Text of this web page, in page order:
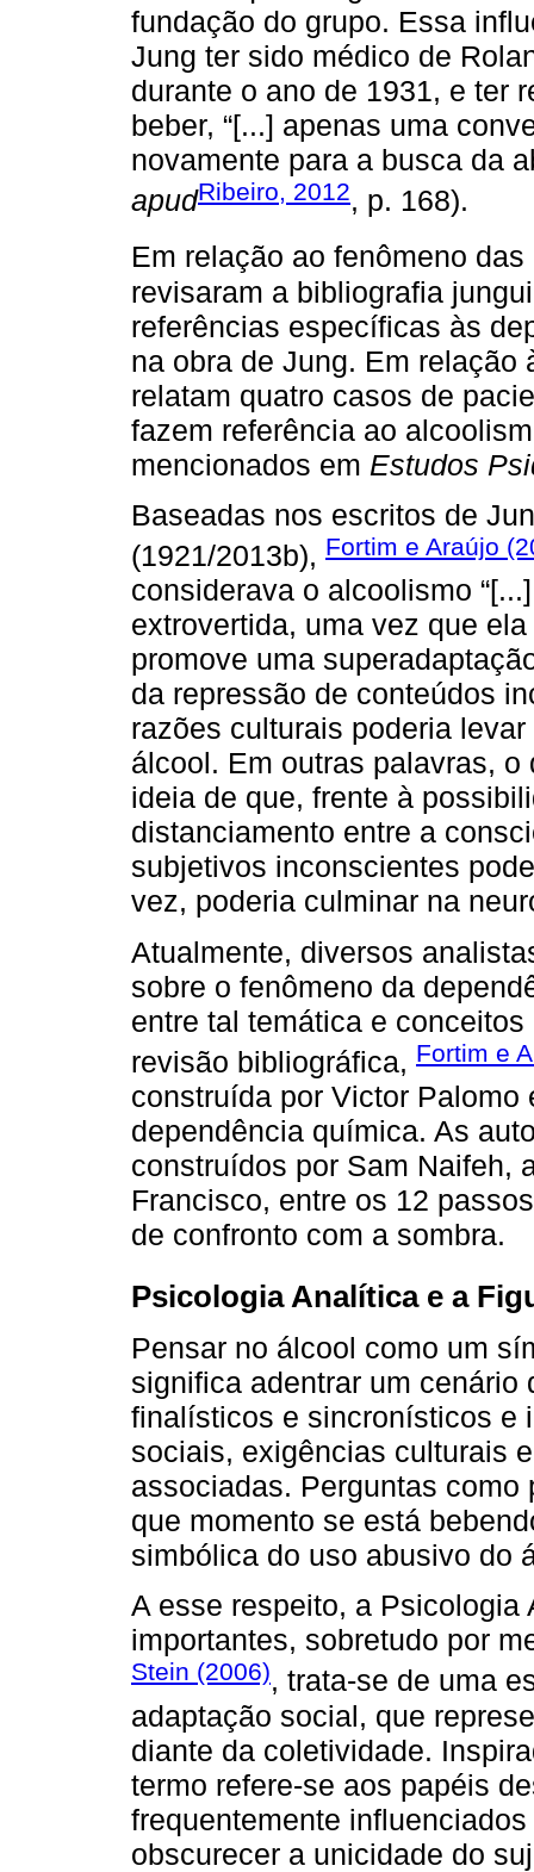
fundação do grupo. Essa
Jung ter sido médico de
durante o ano de 1931, e ter
beber, “[...] apenas uma
novamente para a busca da
apudRibeiro, 2012, p. 168).
Em relação ao fenômeno
revisaram a bibliografia
referências específicas às
na obra de Jung. Em
relatam quatro casos de
fazem referência ao
mencionados em Estudos
Baseadas nos escritos de
(1921/2013b), Fortim e Araújo
considerava o alcoolismo
extrovertida, uma vez que
promove uma
da repressão de conteúdos
razões culturais poderia
álcool. Em outras palavras,
ideia de que, frente à
distanciamento entre a
subjetivos inconscientes
vez, poderia culminar na
Atualmente, diversos
sobre o fenômeno da
entre tal temática e
revisão bibliográfica, Fortim e
construída por Victor Palomo
dependência química. As
construídos por Sam Naifeh,
Francisco, entre os 12
de confronto com a sombra.
Psicologia Analítica e a
Pensar no álcool como um
significa adentrar um
finalísticos e sincronísticos e
sociais, exigências culturais
associadas. Perguntas como
que momento se está
simbólica do uso abusivo do
A esse respeito, a Psicologia
importantes, sobretudo por
Stein (2006), trata-se de uma
adaptação social, que
diante da coletividade.
termo refere-se aos papéis
frequentemente
obscurecer a unicidade do